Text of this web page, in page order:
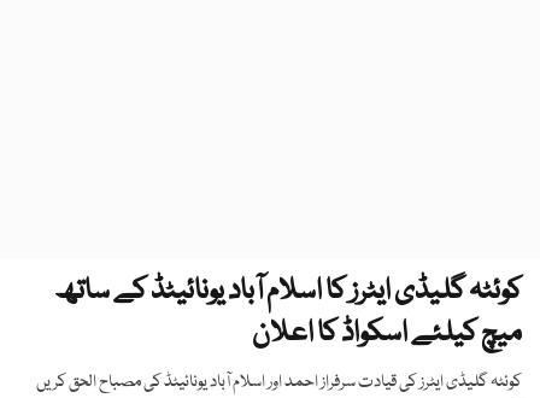
کوئٹہ گلیڈی ایٹرز کا اسلام آباد یونائیٹڈ کے ساتھ
میچ کیلئے اسکواڈ کا اعلان
کوئٹہ گلیڈی ایٹرز کی قیادت سرفراز احمد اور اسلام آباد یونائیٹڈ کی مصباح الحق کریں